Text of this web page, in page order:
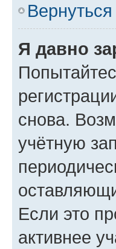
Я давно
снова.
учётную
Если это
активнее